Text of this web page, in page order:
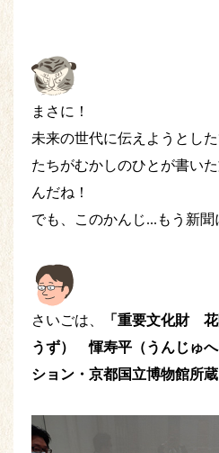
まさに！
未来の世代に伝えようとし
たちがむかしのひとが書い
んだね！
でも、このかんじ...もう新聞
さいごは、
「重要文化財
うず） 惲寿平（うんじゅ
ション・京都国立博物館所蔵